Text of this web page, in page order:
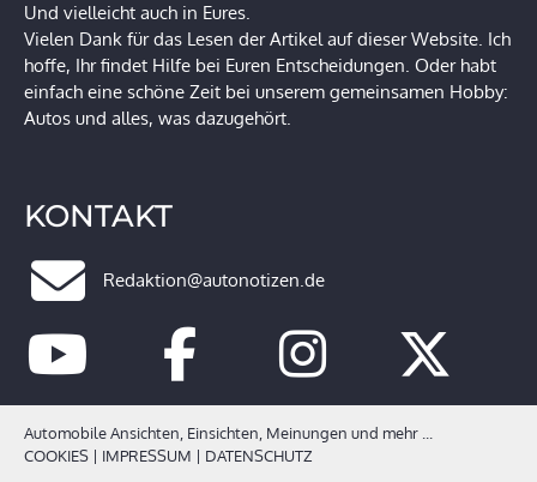
Und vielleicht auch in Eures.
Vielen Dank für das Lesen der Artikel auf dieser Website. Ich
hoffe, Ihr findet Hilfe bei Euren Entscheidungen. Oder habt
einfach eine schöne Zeit bei unserem gemeinsamen Hobby:
Autos und alles, was dazugehört.
KONTAKT
Redaktion@autonotizen.de
Automobile Ansichten, Einsichten, Meinungen und mehr ...
COOKIES | IMPRESSUM | DATENSCHUTZ